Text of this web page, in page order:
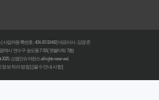
업자등록번호 : 404-87-03442 | 대표이사 : 강경준
역시 연수구 송도동 7-50 (갯벌타워 7층)
2025. 쇼엠인슈어런스 all rights reserved.
정보처리방침] [필수안내사항]